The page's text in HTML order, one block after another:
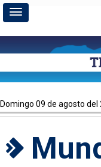
domingo 09 de agosto